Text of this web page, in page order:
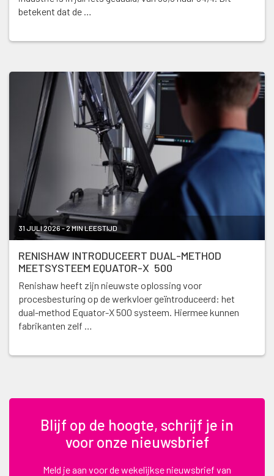
betekent dat de …
31 JULI 2026 - 2 MIN LEESTIJD
RENISHAW INTRODUCEERT DUAL-METHOD
MEETSYSTEEM EQUATOR-X 500
Renishaw heeft zijn nieuwste oplossing voor
procesbesturing op de werkvloer geïntroduceerd: het
dual-method Equator-X 500 systeem. Hiermee kunnen
fabrikanten zelf …
Blijf op de hoogte, schrijf je in
voor onze nieuwsbrief
Meld je aan voor de wekelijkse nieuwsbrief van